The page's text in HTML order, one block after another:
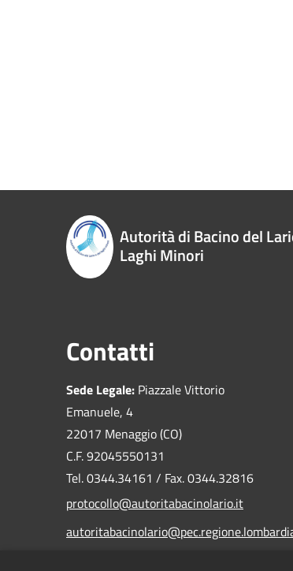
Autorità di Bacino del
Laghi Minori
Contatti
Sede Legale: Piazzale Vittorio
Emanuele, 4
22017 Menaggio (CO)
C.F. 92045550131
Tel. 0344.34161 / Fax. 0344.32816
protocollo@autoritabacinolario.it